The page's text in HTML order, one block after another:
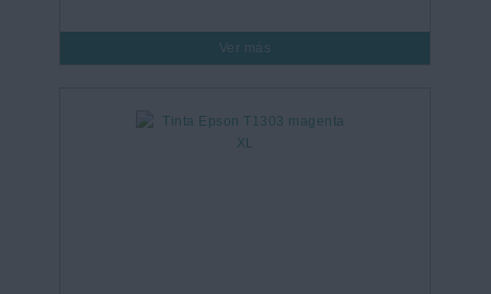
Ver más